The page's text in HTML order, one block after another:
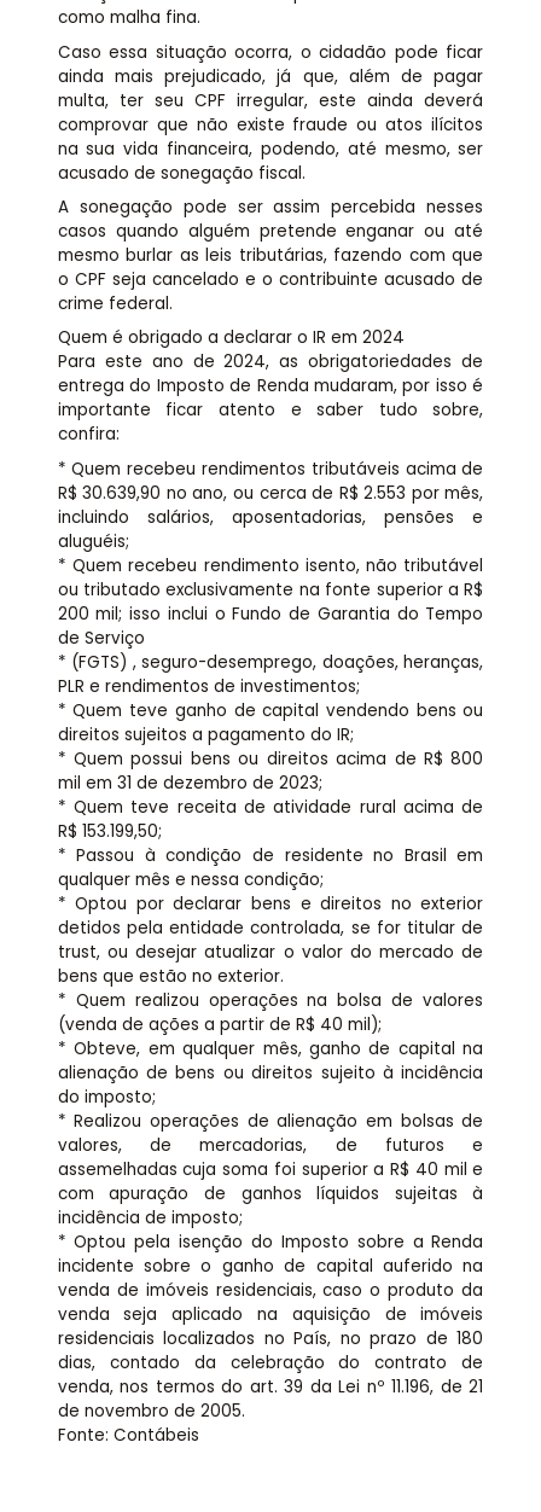
como malha fina.
Caso essa situação ocorra, o cidadão pode ficar
ainda mais prejudicado, já que, além de pagar
multa, ter seu CPF irregular, este ainda deverá
comprovar que não existe fraude ou atos ilícitos
na sua vida financeira, podendo, até mesmo, ser
acusado de sonegação fiscal.
A sonegação pode ser assim percebida nesses
casos quando alguém pretende enganar ou até
mesmo burlar as leis tributárias, fazendo com que
o CPF seja cancelado e o contribuinte acusado de
crime federal.
Quem é obrigado a declarar o IR em 2024
Para este ano de 2024, as obrigatoriedades de
entrega do Imposto de Renda mudaram, por isso é
importante ficar atento e saber tudo sobre,
confira:
* Quem recebeu rendimentos tributáveis acima de
R$ 30.639,90 no ano, ou cerca de R$ 2.553 por mês,
incluindo salários, aposentadorias, pensões e
aluguéis;
* Quem recebeu rendimento isento, não tributável
ou tributado exclusivamente na fonte superior a R$
200 mil; isso inclui o Fundo de Garantia do Tempo
de Serviço
* (FGTS) , seguro-desemprego, doações, heranças,
PLR e rendimentos de investimentos;
* Quem teve ganho de capital vendendo bens ou
direitos sujeitos a pagamento do IR;
* Quem possui bens ou direitos acima de R$ 800
mil em 31 de dezembro de 2023;
* Quem teve receita de atividade rural acima de
R$ 153.199,50;
* Passou à condição de residente no Brasil em
qualquer mês e nessa condição;
* Optou por declarar bens e direitos no exterior
detidos pela entidade controlada, se for titular de
trust, ou desejar atualizar o valor do mercado de
bens que estão no exterior.
* Quem realizou operações na bolsa de valores
(venda de ações a partir de R$ 40 mil);
* Obteve, em qualquer mês, ganho de capital na
alienação de bens ou direitos sujeito à incidência
do imposto;
* Realizou operações de alienação em bolsas de
valores, de mercadorias, de futuros e
assemelhadas cuja soma foi superior a R$ 40 mil e
com apuração de ganhos líquidos sujeitas à
incidência de imposto;
* Optou pela isenção do Imposto sobre a Renda
incidente sobre o ganho de capital auferido na
venda de imóveis residenciais, caso o produto da
venda seja aplicado na aquisição de imóveis
residenciais localizados no País, no prazo de 180
dias, contado da celebração do contrato de
venda, nos termos do art. 39 da Lei nº 11.196, de 21
de novembro de 2005.
Fonte: Contábeis